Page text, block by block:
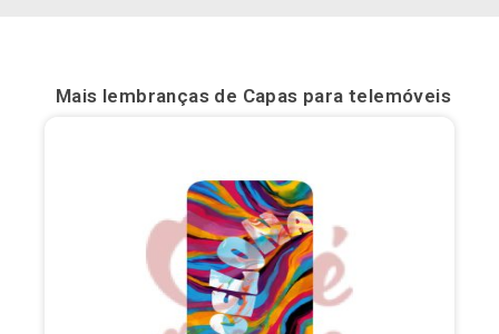
Fuerteventura
Mais lembranças de Capas para telemóveis